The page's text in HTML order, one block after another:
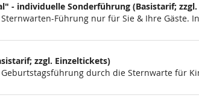
- individuelle Sonderführung (Basistarif;
Führung nur für Sie & Ihre Gäste.
zzgl. Einzeltickets)
durch die Sternwarte für